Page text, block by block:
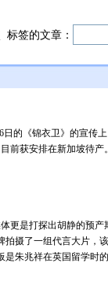
标签的文章：
的《锦衣卫》的宣传
前获安排在新加坡待产。
更是打探出胡静的预产
摄了一组代言大片，
朱兆祥在英国留学时